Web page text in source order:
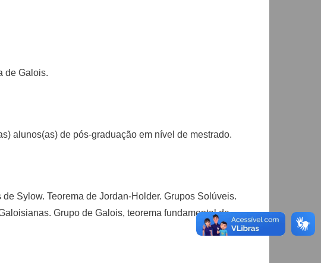
de Galois.
alunos(as) de pós-graduação em nível de mestrado.
Sylow. Teorema de Jordan-Holder. Grupos Solúveis.
Grupo de Galois, teorema fundamental da